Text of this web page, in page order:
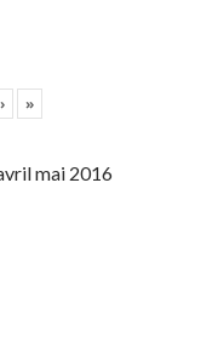
› »
mai 2016